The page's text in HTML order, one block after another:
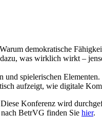
demokratische
dazu, was wirklich wirkt –
und spielerischen Elementen.
aufzeigt, wie digitale
Konferenz wird
BetrVG finden Sie hier.